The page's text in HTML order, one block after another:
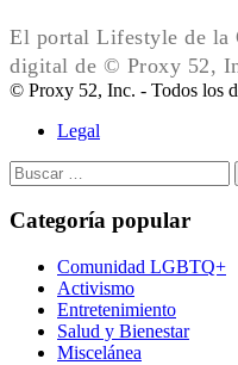
El portal Lifestyle de la
digital de © Proxy 52,
© Proxy 52, Inc. - Todos los
Legal
Buscar:
Categoría popular
Comunidad LGBTQ+
Activismo
Entretenimiento
Salud y Bienestar
Miscelánea